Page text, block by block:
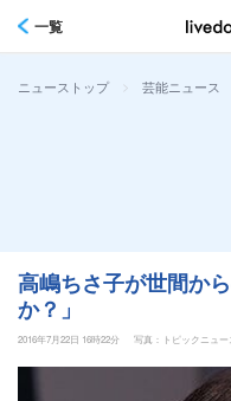
一覧
ニューストップ > 芸能ニュース
高嶋ちさ子が世間か
か？」
2016年7月22日 16時22分
写真：トピックニュー